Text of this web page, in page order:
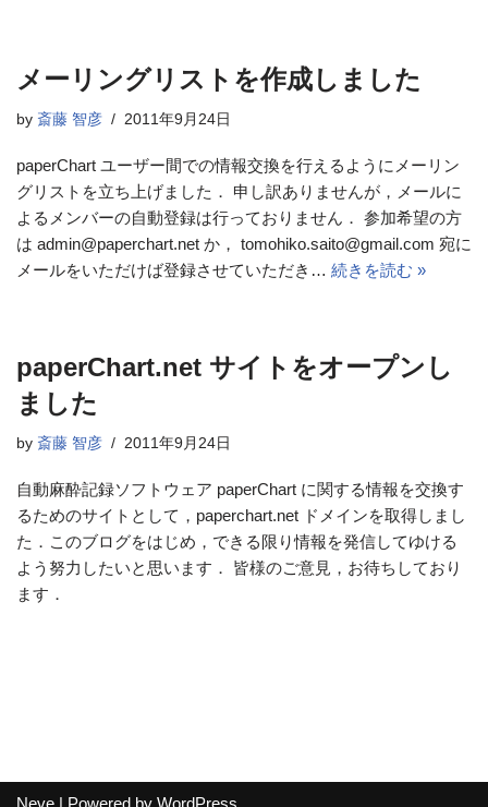
メーリングリストを作成しました
by 斎藤 智彦 2011年9月24日
paperChart ユーザー間での情報交換を行えるようにメーリン
グリストを立ち上げました． 申し訳ありませんが，メールに
よるメンバーの自動登録は行っておりません． 参加希望の方
は admin@paperchart.net か， tomohiko.saito@gmail.com 宛に
メールをいただけば登録させていただき… 続きを読む »
paperChart.net サイトをオープンし
ました
by 斎藤 智彦 2011年9月24日
自動麻酔記録ソフトウェア paperChart に関する情報を交換す
るためのサイトとして，paperchart.net ドメインを取得しまし
た．このブログをはじめ，できる限り情報を発信してゆける
よう努力したいと思います． 皆様のご意見，お待ちしており
ます．
Neve | Powered by WordPress